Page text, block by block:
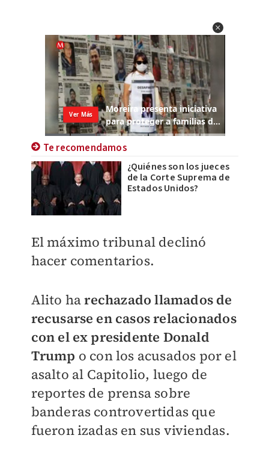
Te recomendamos
¿Quiénes son los jueces
de la Corte Suprema de
Estados Unidos?
El máximo tribunal declinó
hacer comentarios.
Alito harechazado llamados de
recusarse en casos relacionados
con el ex presidente Donald
Trump o con los acusados por el
asalto al Capitolio, luego de
reportes de prensa sobre
banderas controvertidas que
fueron izadas en sus viviendas.